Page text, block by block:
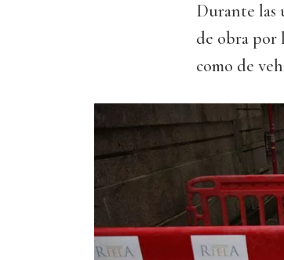
Durante las
de obra por
como de